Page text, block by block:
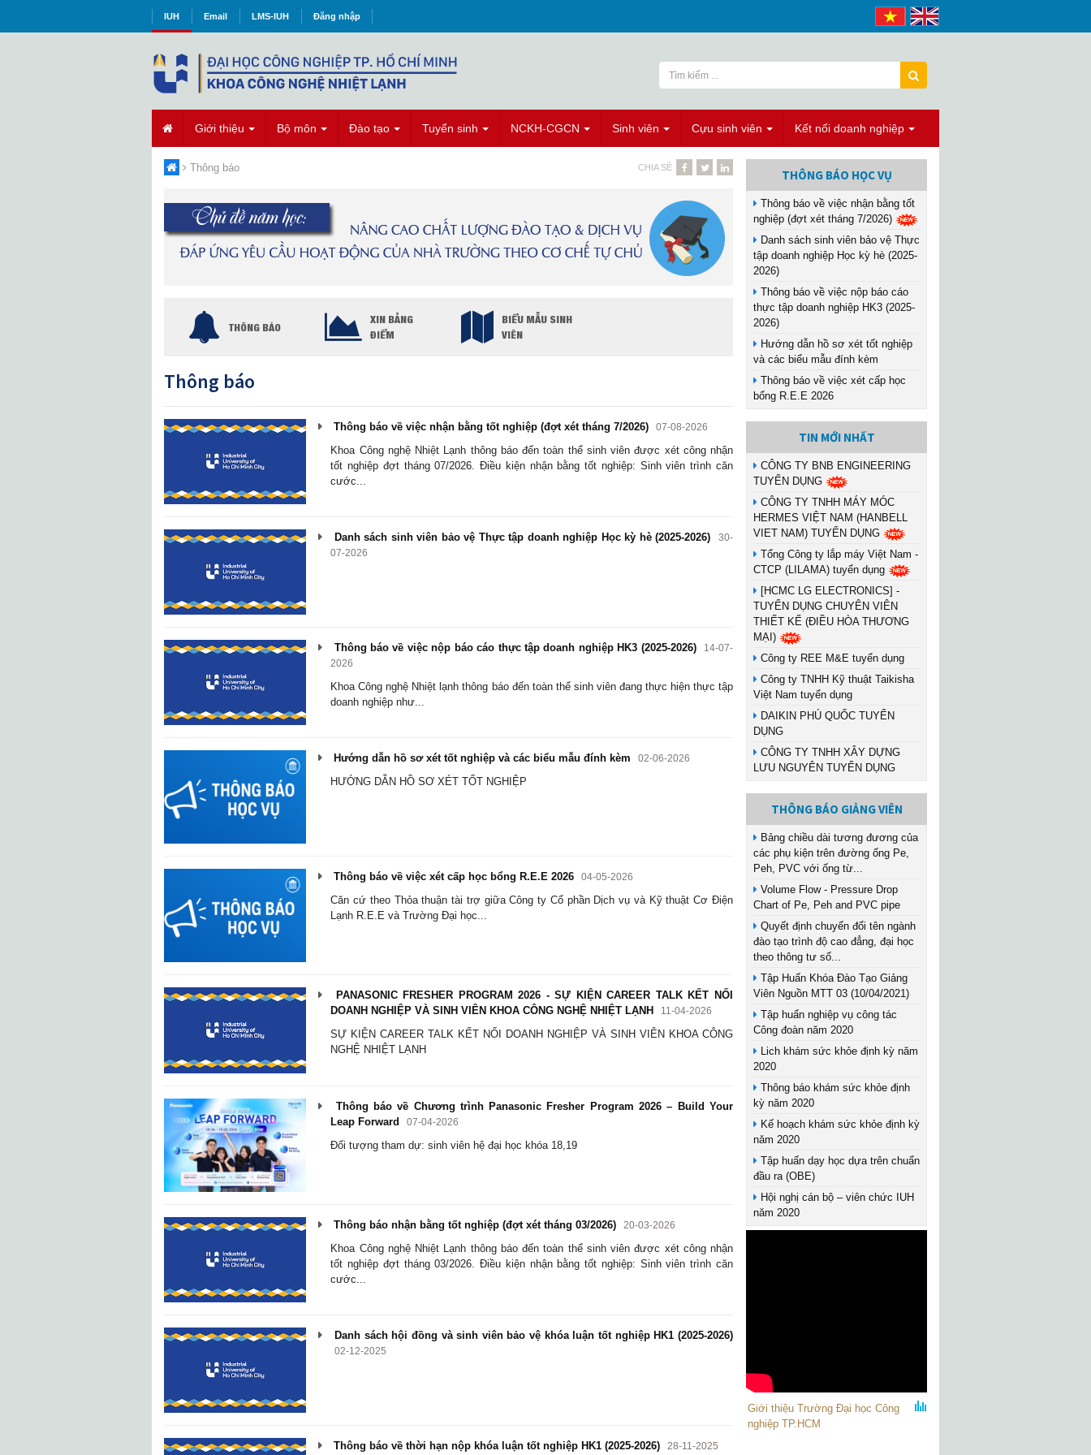
IUH Email LMS-IUH Đăng nhập
Giới thiệu Bộ môn Đào tạo Tuyển sinh NCKH-CGCN Sinh viên Cựu sinh viên Kết nối doanh nghiệp
Thông báo CHIA SẺ
THÔNG BÁO
XIN BẢNG
ĐIỂM
BIỂU MẪU SINH
VIÊN
Thông báo
Thông báo về việc nhận bằng tốt nghiệp (đợt xét tháng 7/2026) 07-08-2026
Khoa Công nghệ Nhiệt Lạnh thông báo đến toàn thể sinh viên được xét công nhận
tốt nghiệp đợt tháng 07/2026. Điều kiện nhận bằng tốt nghiệp: Sinh viên trình căn
cước...
Danh sách sinh viên bảo vệ Thực tập doanh nghiệp Học kỳ hè (2025-2026)
30-
07-2026
Thông báo về việc nộp báo cáo thực tập doanh nghiệp HK3 (2025-2026)
14-07-
2026
Khoa Công nghệ Nhiệt lạnh thông báo đến toàn thể sinh viên đang thực hiện thực tập
doanh nghiệp như...
Hướng dẫn hồ sơ xét tốt nghiệp và các biểu mẫu đính kèm 02-06-2026
HƯỚNG DẪN HỒ SƠ XÉT TỐT NGHIỆP
Thông báo về việc xét cấp học bổng R.E.E 2026 04-05-2026
Căn cứ theo Thỏa thuận tài trợ giữa Công ty Cổ phần Dịch vụ và Kỹ thuật Cơ Điện
Lạnh R.E.E và Trường Đại học...
PANASONIC FRESHER PROGRAM 2026 - SỰ KIỆN CAREER TALK KẾT NỐI
DOANH NGHIỆP VÀ SINH VIÊN KHOA CÔNG NGHỆ NHIỆT LẠNH
11-04-2026
SỰ KIỆN CAREER TALK KẾT NỐI DOANH NGHIỆP VÀ SINH VIÊN KHOA CÔNG
NGHỆ NHIỆT LẠNH
Thông báo về Chương trình Panasonic Fresher Program 2026 – Build Your
Leap Forward
07-04-2026
Đối tượng tham dự: sinh viên hệ đại học khóa 18,19
Thông báo nhận bằng tốt nghiệp (đợt xét tháng 03/2026) 20-03-2026
Khoa Công nghệ Nhiệt Lạnh thông báo đến toàn thể sinh viên được xét công nhận
tốt nghiệp đợt tháng 03/2026. Điều kiện nhận bằng tốt nghiệp: Sinh viên trình căn
cước...
Danh sách hội đồng và sinh viên bảo vệ khóa luận tốt nghiệp HK1 (2025-2026)
02-12-2025
Thông báo về thời hạn nộp khóa luận tốt nghiệp HK1 (2025-2026) 28-11-2025
THÔNG BÁO HỌC VỤ
Thông báo về việc nhận bằng tốt
nghiệp (đợt xét tháng 7/2026)
Danh sách sinh viên bảo vệ Thực
tập doanh nghiệp Học kỳ hè (2025-
2026)
Thông báo về việc nộp báo cáo
thực tập doanh nghiệp HK3 (2025-
2026)
Hướng dẫn hồ sơ xét tốt nghiệp
và các biểu mẫu đính kèm
Thông báo về việc xét cấp học
bổng R.E.E 2026
TIN MỚI NHẤT
CÔNG TY BNB ENGINEERING
TUYỂN DỤNG
CÔNG TY TNHH MÁY MÓC
HERMES VIỆT NAM (HANBELL
VIET NAM) TUYỂN DỤNG
Tổng Công ty lắp máy Việt Nam -
CTCP (LILAMA) tuyển dụng
[HCMC LG ELECTRONICS] -
TUYỂN DỤNG CHUYÊN VIÊN
THIẾT KẾ (ĐIỀU HÒA THƯƠNG
MẠI)
Công ty REE M&E tuyển dụng
Công ty TNHH Kỹ thuật Taikisha
Việt Nam tuyển dụng
DAIKIN PHÚ QUỐC TUYỂN
DỤNG
CÔNG TY TNHH XÂY DỰNG
LƯU NGUYÊN TUYỂN DỤNG
THÔNG BÁO GIẢNG VIÊN
Bảng chiều dài tương đương của
các phụ kiện trên đường ống Pe,
Peh, PVC với ống từ...
Volume Flow - Pressure Drop
Chart of Pe, Peh and PVC pipe
Quyết định chuyển đổi tên ngành
đào tạo trình độ cao đẳng, đại học
theo thông tư số...
Tập Huấn Khóa Đào Tạo Giảng
Viên Nguồn MTT 03 (10/04/2021)
Tập huấn nghiệp vụ công tác
Công đoàn năm 2020
Lich khám sức khỏe định kỳ năm
2020
Thông báo khám sức khỏe định
kỳ năm 2020
Kế hoạch khám sức khỏe định kỳ
năm 2020
Tập huấn dạy học dựa trên chuẩn
đầu ra (OBE)
Hội nghị cán bộ – viên chức IUH
năm 2020
Giới thiệu Trường Đại học Công
nghiệp TP.HCM